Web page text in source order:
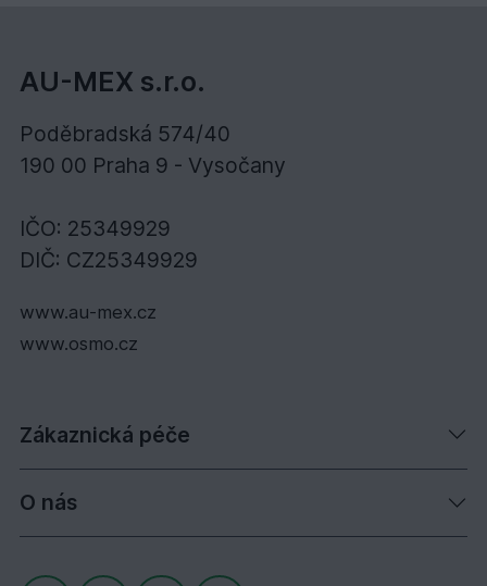
AU-MEX s.r.o.
Poděbradská 574/40
190 00 Praha 9 - Vysočany
IČO: 25349929
DIČ: CZ25349929
www.au-mex.cz
www.osmo.cz
Zákaznická péče
O nás